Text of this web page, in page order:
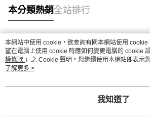
本分類熱銷全站排行
熱門標籤
本網站中使用 cookie，欲查詢有關本網站使用
望在電腦上使用 cookie 時應如何變更電腦的 cookie
權條款 」之 Cookie 聲明。您繼續使用本網站即表示
用條款之 Cookie 聲明使用 cookie。
了解更多 >
我知道了